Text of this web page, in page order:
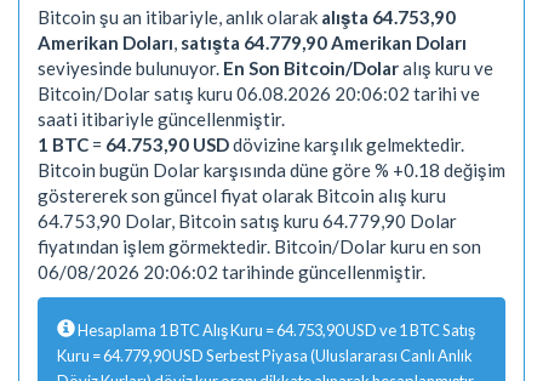
Bitcoin şu an itibariyle, anlık olarak alışta 64.753,90
Amerikan Doları satışta 64.779,90 Amerikan Doları
seviyesinde bulunuyor. En Son Bitcoin/Dolaralış kuru ve
Bitcoin/Dolar satış kuru 06.08.2026 20:06:02 tarihi ve
saati itibariyle güncellenmiştir.
1 BTC = 64.753,90 USDdövizine karşılık gelmektedir.
Bitcoin bugün Dolar karşısında düne göre % +0.18 değişim
göstererek son güncel fiyat olarak Bitcoin alış kuru
64.753,90 Dolar, Bitcoin satış kuru 64.779,90 Dolar
fiyatından işlem görmektedir. Bitcoin/Dolar kuru en son
06/08/2026 20:06:02 tarihinde güncellenmiştir.
Hesaplama 1 BTC Alış Kuru = 64.753,90 USD ve 1 BTC Satış
Kuru = 64.779,90 USD Serbest Piyasa (Uluslararası Canlı Anlık